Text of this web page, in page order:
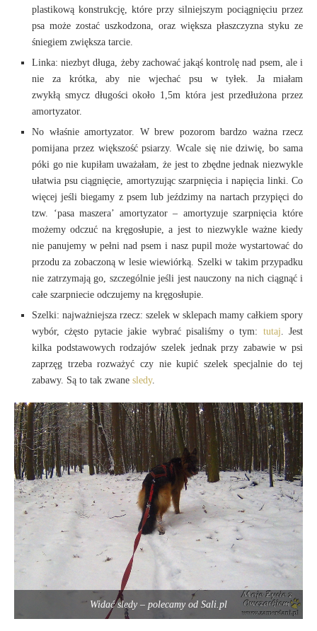
plastikową konstrukcję, które przy silniejszym pociągnięciu przez
psa może zostać uszkodzona, oraz większa płaszczyzna styku ze
śniegiem zwiększa tarcie.
Linka: niezbyt długa, żeby zachować jakąś kontrolę nad psem, ale i
nie za krótka, aby nie wjechać psu w tyłek. Ja miałam
zwykłą smycz długości około 1,5m która jest przedłużona przez
amortyzator.
No właśnie amortyzator. W brew pozorom bardzo ważna rzecz
pomijana przez większość psiarzy. Wcale się nie dziwię, bo sama
póki go nie kupiłam uważałam, że jest to zbędne jednak niezwykle
ułatwia psu ciągnięcie, amortyzując szarpnięcia i napięcia linki. Co
więcej jeśli biegamy z psem lub jeździmy na nartach przypięci do
tzw. ‘pasa maszera’ amortyzator – amortyzuje szarpnięcia które
możemy odczuć na kręgosłupie, a jest to niezwykle ważne kiedy
nie panujemy w pełni nad psem i nasz pupil może wystartować do
przodu za zobaczoną w lesie wiewiórką. Szelki w takim przypadku
nie zatrzymają go, szczególnie jeśli jest nauczony na nich ciągnąć i
całe szarpniecie odczujemy na kręgosłupie.
Szelki: najważniejsza rzecz: szelek w sklepach mamy całkiem spory
wybór, cżęsto pytacie jakie wybrać pisaliśmy o tym: tutaj. Jest
kilka podstawowych rodzajów szelek jednak przy zabawie w psi
zaprzęg trzeba rozważyć czy nie kupić szelek specjalnie do tej
zabawy. Są to tak zwane sledy.
Widać sledy – polecamy od Sali.pl